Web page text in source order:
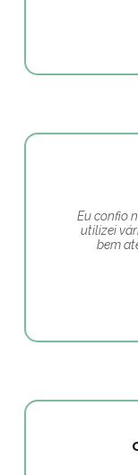
Eu confio
utilizei
bem